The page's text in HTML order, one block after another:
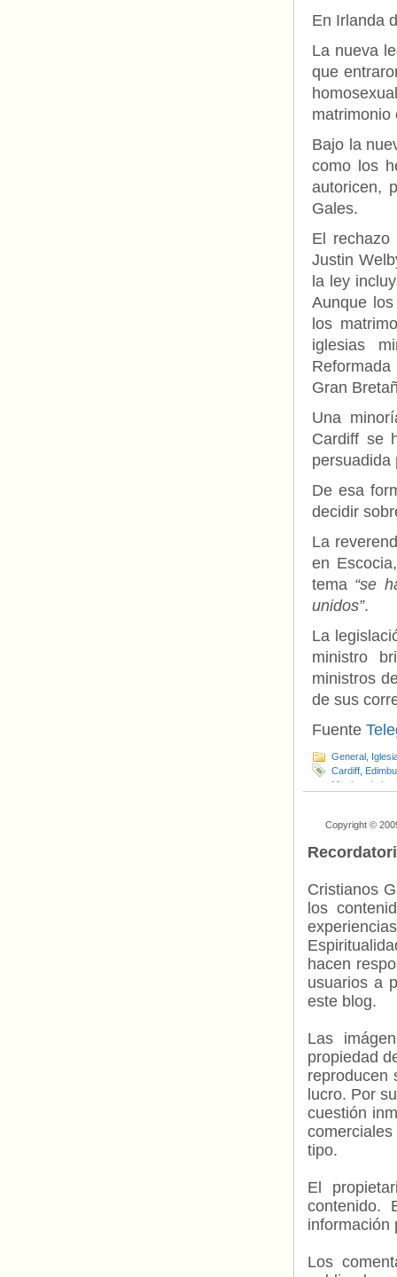
En Irlanda
La nueva
que
matrimonio
Bajo la
como los
autoricen,
Gales.
El rechazo
Justin
la ley
Aunque
los
iglesias
Gran
Una
Cardiff se
persuadida
De esa
decidir
La
en
tema “se
unidos”.
La
ministro
ministros
de sus
Fuente
General
Cardiff
Matrimonio
Copyright ©
Cristianos
los
hacen
usuarios a
este blog.
Las
propiedad
reproducen
lucro. Por
cuestión
tipo.
El
contenido.
información
Los